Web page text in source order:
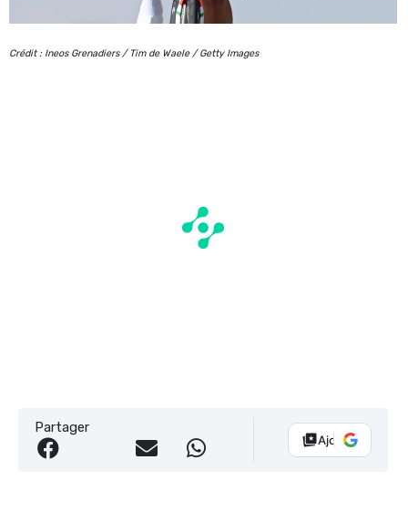
Crédit : Ineos Grenadiers / Tim de Waele / Getty Images
Partager
Ajouter Vélo